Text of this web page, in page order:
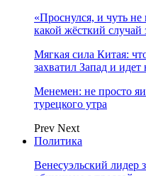
«Проснулся, и чуть
какой жёсткий случай
Мягкая сила Китая:
захватил Запад и идет
Менемен: не просто
турецкого утра
Prev Next
Политика
Венесуэльский